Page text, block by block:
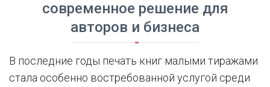
современное решение для
авторов и бизнеса
В последние годы печать книг малыми тиражами
стала особенно востребованной услугой среди